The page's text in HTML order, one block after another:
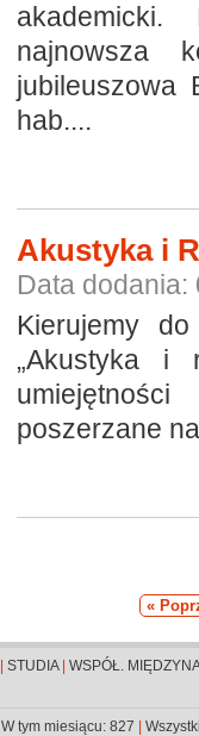
akademicki.
najnowsza
jubileuszowa
hab....
Akustyka i
Data dodania:
Kierujemy
„Akustyka i
poszerzane
«
STUDIA| WSPÓŁ.
W tym miesiącu: 827